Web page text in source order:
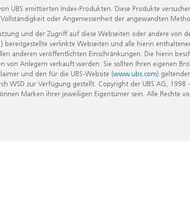
UBS emittierten Index-Produkten. Diese Produkte
oder Angemessenheit der angewandten
und der Zugriff auf diese Webseiten oder andere von
verlinkte Webseiten und alle hierin
anderen veröffentlichten Einschränkungen. Die hierin
Anlegern verkauft werden. Sie sollten Ihren eigenen
und den für die UBS-Website (www.ubs.com)
zur Verfügung gestellt. Copyright der UBS AG, 1998
Marken ihrer jeweiligen Eigentümer sein. Alle Rechte